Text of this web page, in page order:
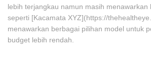
lebih terjangkau namun masih
seperti [Kacamata XYZ](https://
menawarkan berbagai pilihan model untuk
budget lebih rendah.